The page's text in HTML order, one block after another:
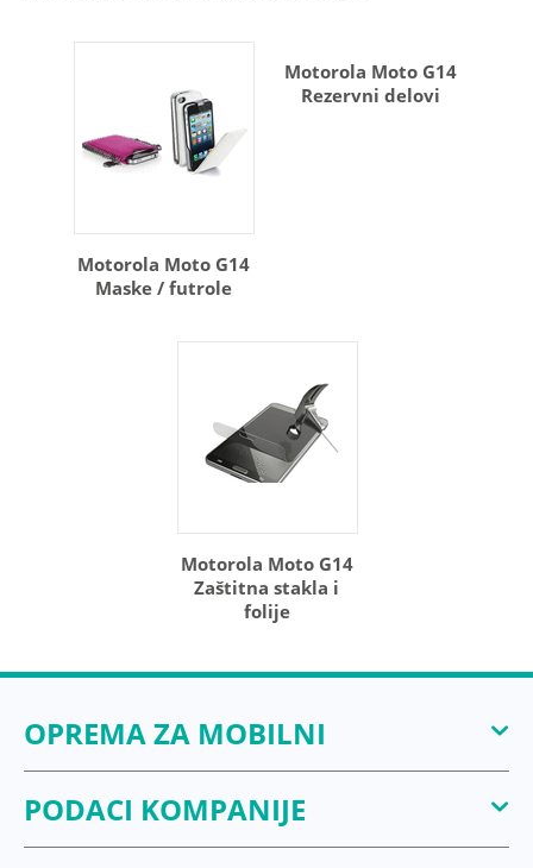
Motorola Moto G14
Maske / futrole
Motorola Moto G14
Rezervni delovi
Motorola Moto G14
Zaštitna stakla i
folije
OPREMA ZA MOBILNI
PODACI KOMPANIJE